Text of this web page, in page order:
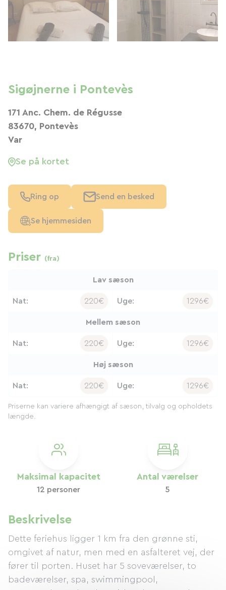
Maksimal kapacitet
12 personer
Antal værelser
5
Beskrivelse
Dette feriehus ligger 1 km fra den grønne sti,
omgivet af natur, men med en asfalteret vej, der
fører til porten. Huset har 5 soveværelser, to
badeværelser, spa, swimmingpool,
Sigøjnerne i Pontevès
171 Anc. Chem. de Régusse
83670, Pontevès
Var
Se på kortet
Ring op Send en besked
Se hjemmesiden
Priser (fra)
Lav sæson
Nat: 220€ Uge: 1296€
Mellem sæson
Nat: 220€ Uge: 1296€
Høj sæson
Nat: 220€ Uge: 1296€
Priserne kan variere afhængigt af sæson, tilvalg og opholdets
længde.